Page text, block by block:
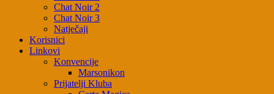
Chat Noir 2
Chat Noir 3
Natječaji
Korisnici
Linkovi
Konvencije
Marsonikon
Prijatelji Kluba